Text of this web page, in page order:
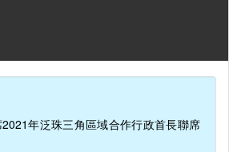
年泛珠三角區域合作行政首長聯席